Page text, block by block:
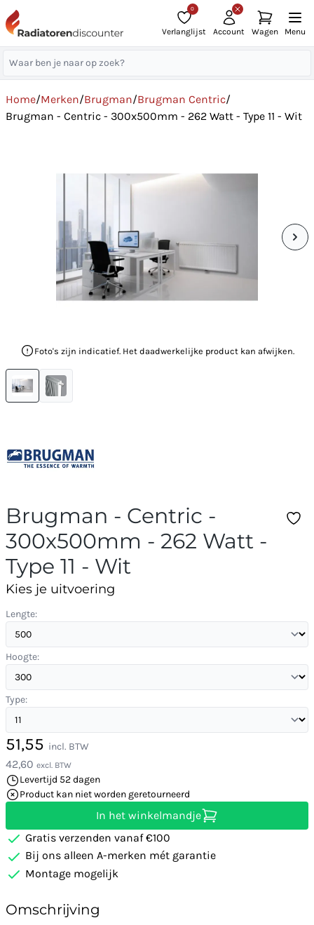
0
Verlanglijst Account Wagen Menu
Home/Merken/Brugman/Brugman Centric/
Brugman - Centric - 300x500mm - 262 Watt - Type 11 - Wit
Foto's zijn indicatief. Het daadwerkelijke product kan afwijken.
Brugman - Centric -
300x500mm - 262 Watt -
Type 11 - Wit
Kies je uitvoering
Lengte:
Hoogte:
Type:
51,55 incl. BTW
42,60 excl. BTW
Levertijd 52 dagen
Product kan niet worden geretourneerd
In het winkelmandje
Gratis verzenden vanaf €100
Bij ons alleen A-merken mét garantie
Montage mogelijk
Omschrijving